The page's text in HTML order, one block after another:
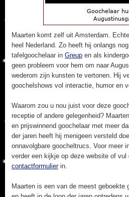
Maarten komt zelf uit Amsterdam.
heel Nederland. Zo heeft hij onlangs
tafelgoochelaar in Greup en als
geen probleem voor hem om naar
wederom zijn kunsten te vertonen. Hij
goochelshows vol interactie, humor en
Waarom zou u nou juist voor deze
receptie of andere gelegenheid?
en prijswinnend goochelaar met meer
der jaren heeft hij menigeen versteld
onnavolgbare goocheltrucs. Voor meer
verder een kijkje op deze website of
contactformulierin.
Maarten is een van de meest geboekte